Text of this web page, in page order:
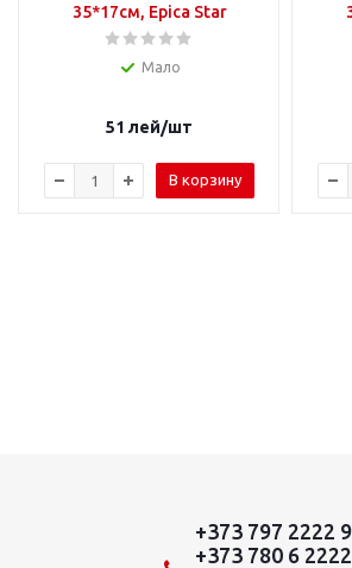
35*17см, Epica Star
Мало
51 лей/шт
В корзину
+373 797 2222 9
+373 780 6 2222